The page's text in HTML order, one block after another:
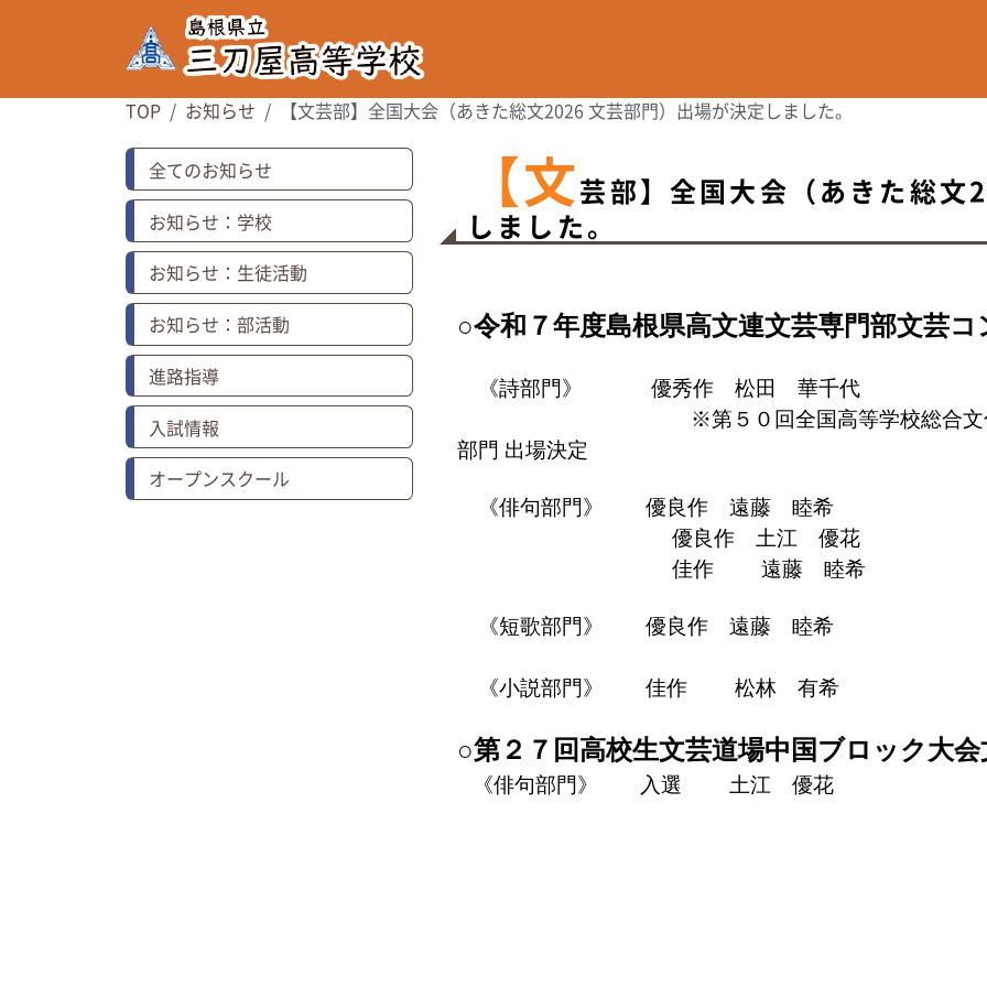
TOP お知らせ 【文芸部】全国大会（あきた総文2026 文芸部門）出場が決定しました。
全てのお知らせ
お知らせ：学校
お知らせ：生徒活動
お知らせ：部活動
進路指導
入試情報
オープンスクール
【文芸部】全国大会（あきた総
しました。
○令和７年度島根県高文連文芸専門部文芸コ
《詩部門》 優秀作 松田 華千代
※第５０回全国高等学校総合
部門 出場決定
《俳句部門》 優良作 遠藤 睦希
優良作 土江 優花
佳作 遠藤 睦希
《短歌部門》 優良作 遠藤 睦希
《小説部門》 佳作 松林 有希
○第２７回高校生文芸道場中国ブロック大
《俳句部門》 入選 土江 優花